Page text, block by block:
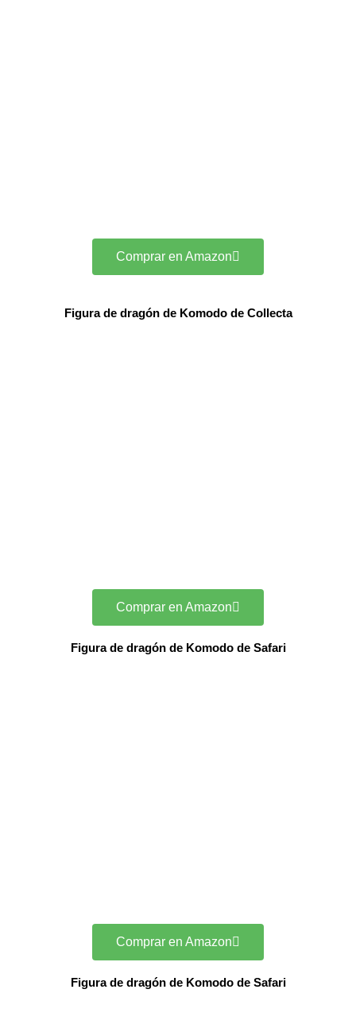
Comprar en Amazon
Figura de dragón de Komodo de Collecta
Comprar en Amazon
Figura de dragón de Komodo de Safari
Comprar en Amazon
Figura de dragón de Komodo de Safari